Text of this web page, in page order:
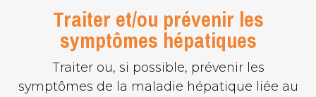
Traiter et/ou prévenir les
symptômes hépatiques
Traiter ou, si possible, prévenir les
symptômes de la maladie hépatique liée au